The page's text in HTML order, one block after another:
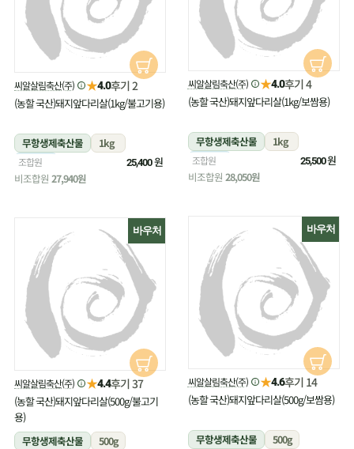
씨알살림축산(주) ★4.0후기 4
(농할 국산)돼지앞다리살(1kg/보쌈용)
무항생제축산물
1kg
냉장
조합원 25,500원
비조합원 28,050원
씨알살림축산(주) ★4.0후기 2
(농할 국산)돼지앞다리살(1kg/불고기용)
무항생제축산물
1kg
냉장
조합원 25,400원
비조합원 27,940원
바우처
씨알살림축산(주) ★4.6후기 14
(농할 국산)돼지앞다리살(500g/보쌈용)
무항생제축산물
500g
바우처
씨알살림축산(주) ★4.4후기 37
(농할 국산)돼지앞다리살(500g/불고기
용)
무항생제축산물
500g